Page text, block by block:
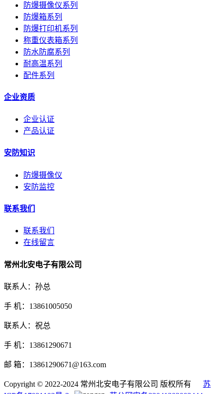
防爆摄像仪系列
防爆箱系列
防爆打印机系列
称重仪表箱系列
防水防腐系列
耐高温系列
配件系列
企业资质
企业认证
产品认证
安防知识
防爆摄像仪
安防监控
联系我们
联系我们
在线留言
常州北安电子有限公司
联系人：孙总
手 机：13861005050
联系人：祝总
手 机：13861290671
邮 箱：13861290671@163.com
Copyright © 2022-2024 常州北安电子有限公司 版权所有 苏